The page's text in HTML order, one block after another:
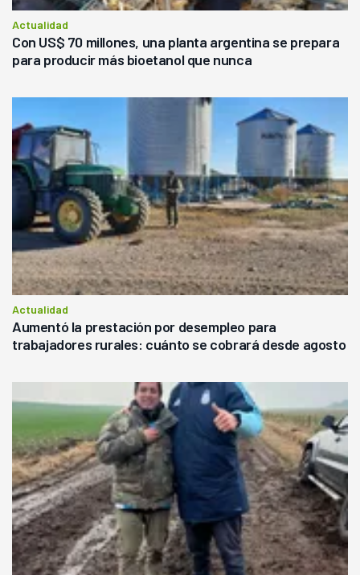
Actualidad
Con US$ 70 millones, una planta argentina se prepara
para producir más bioetanol que nunca
Actualidad
Aumentó la prestación por desempleo para
trabajadores rurales: cuánto se cobrará desde agosto